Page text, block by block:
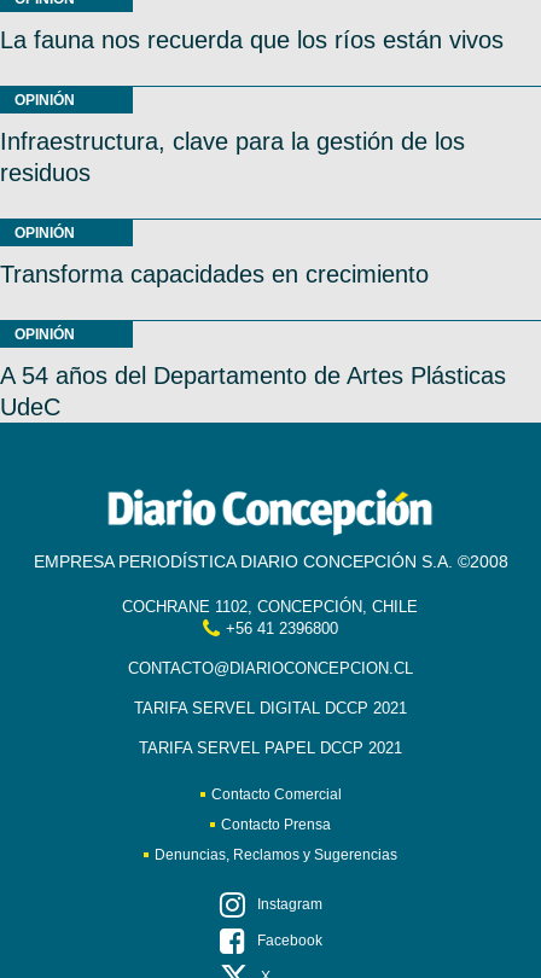
La fauna nos recuerda que los ríos están vivos
OPINIÓN
Infraestructura, clave para la gestión de los
residuos
OPINIÓN
Transforma capacidades en crecimiento
OPINIÓN
A 54 años del Departamento de Artes Plásticas
UdeC
EMPRESA PERIODÍSTICA DIARIO CONCEPCIÓN S.A. ©2008
COCHRANE 1102, CONCEPCIÓN, CHILE
+56 41 2396800
CONTACTO@DIARIOCONCEPCION.CL
TARIFA SERVEL DIGITAL DCCP 2021
TARIFA SERVEL PAPEL DCCP 2021
Contacto Comercial
Contacto Prensa
Denuncias, Reclamos y Sugerencias
Instagram
Facebook